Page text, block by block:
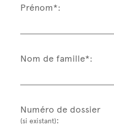
Prénom*:
Nom de famille*:
Numéro de dossier
(si existant):